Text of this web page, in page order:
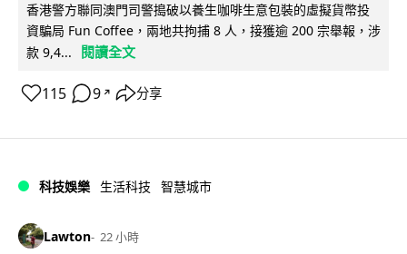
香港警方聯同澳門司警搗破以養生咖啡生意包裝的虛擬貨幣投
資騙局 Fun Coffee，兩地共拘捕 8 人，接獲逾 200 宗舉報，涉
款 9,4...
閱讀全文
115 9 ↗ 分享
科技娛樂 生活科技 智慧城市
Lawton 22 小時